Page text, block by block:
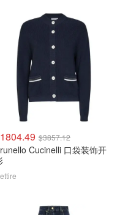
$3857.12
Cucinelli 口袋装饰开